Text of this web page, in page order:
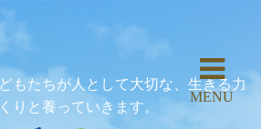
もたちが人として大切な、生きる力
りと養っていきます。
MENU